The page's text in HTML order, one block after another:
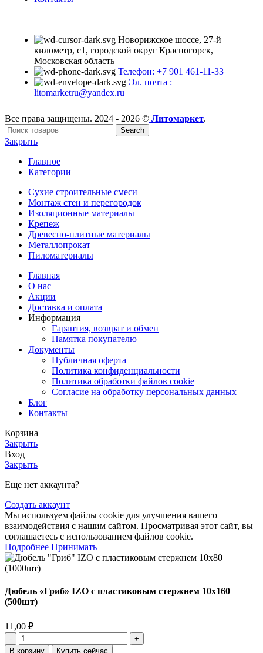
Новорижское шоссе, 27-й
километр, с1, городской округ Красногорск,
Московская область
Телефон: +7 901 461-11-33
Эл. почта :
litomarketru@yandex.ru
Все права защищены. 2024 - 2026 © Литомаркет.
Search
Закрыть
Главное
Категории
Сухие строительные смеси
Монтаж стен и перегородок
Изоляционные материалы
Крепеж
Древесно-плитные материалы
Металлопрокат
Пиломатериалы
Главная
О нас
Акции
Доставка и оплата
Информация
Гарантия, возврат и обмен
Памятка покупателю
Документы
Публичная оферта
Политика конфиденциальности
Политика обработки файлов cookie
Согласие на обработку персональных данных
Блог
Контакты
Корзина
Закрыть
Вход
Закрыть
Еще нет аккаунта?
Создать аккаунт
Мы используем файлы cookie для улучшения вашего
взаимодействия с нашим сайтом. Просматривая этот сайт, вы
соглашаетесь с использованием файлов cookie.
Подробнее Принимать
Дюбель «Гриб» IZO с пластиковым стержнем 10х160
(500шт)
11,00 ₽
В корзину Купить сейчас